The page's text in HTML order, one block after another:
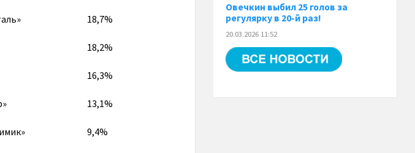
18,7%
18,2%
16,3%
13,1%
9,4%
Овечкин выбил 25 голов за
регулярку в 20-й раз!
20.03.2026 11:52